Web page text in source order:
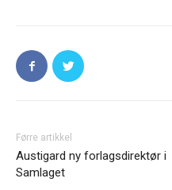
Førre artikkel
Austigard ny forlagsdirektør i
Samlaget